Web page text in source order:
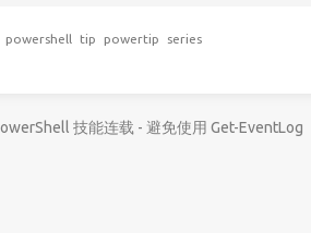
powershell tip powertip series
技能连载 - 避免使用 Get-EventLog